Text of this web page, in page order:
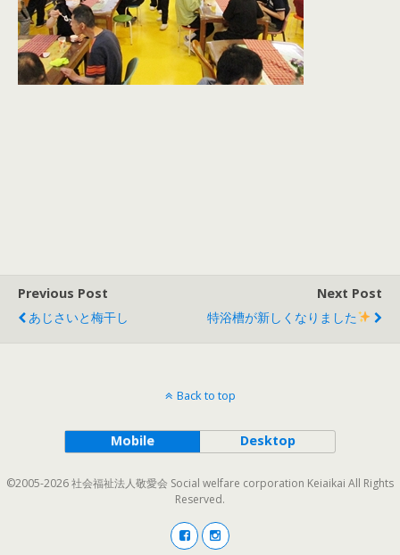
Previous Post
あじさいと梅干し
Next Post
特浴槽が新しくなりました
Back to top
Mobile Desktop
©2005-2026 社会福祉法人敬愛会 Social welfare corporation Keiaikai All Rights
Reserved.